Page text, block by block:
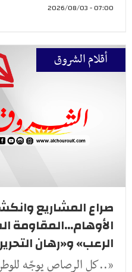
07:00 - 2026/08/03
أقلام الشروق
صراع المشاريع
الأوهام...المقاومة
الرعب» و«رهان
«..كل الرصاص يوجّه